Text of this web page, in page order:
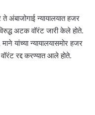
अंबाजोगाई न्यायालयात हजर
अटक वॉरंट जारी केले होते.
यांच्या न्यायालयासमोर हजर
रद्द करण्यात आले होते.